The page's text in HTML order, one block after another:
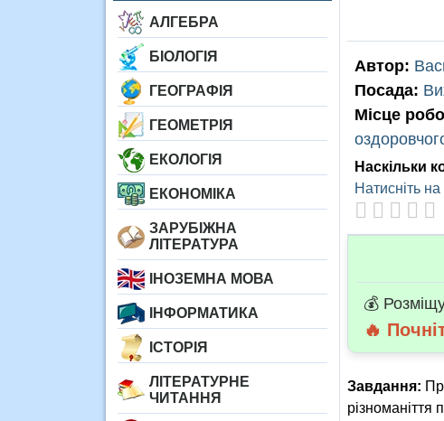
АЛГЕБРА
БІОЛОГІЯ
ГЕОГРАФІЯ
ГЕОМЕТРІЯ
ЕКОЛОГІЯ
ЕКОНОМІКА
ЗАРУБІЖНА
ЛІТЕРАТУРА
ІНОЗЕМНА МОВА
ІНФОРМАТИКА
ІСТОРІЯ
ЛІТЕРАТУРНЕ
ЧИТАННЯ
Автор:
Посада:
Місце
Наскільки
Натисніть
💰
🔥
Завдання:
різноманіття